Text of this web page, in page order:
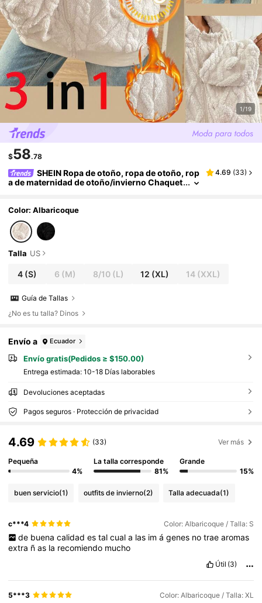
1/19
$58.78
SHEIN Ropa de otoño, ropa de otoño, rop
a de maternidad de otoño/invierno Chaquet
otoño/invierno
4.69 (33)
Color: Albaricoque
Talla US
4 (S) 6 (M) 8/10(L) 12 (XL) 14 (XXL)
Guía de Tallas
¿No es tu talla? Dinos
Envío a Ecuador
Envío gratis(Pedidos ≥ $150.00)
Entrega estimada: 10-18 Días laborables
Devoluciones aceptadas
Pagos seguros · Protección de privacidad
4.69 (33) Ver más
Pequeña
4%
La talla corresponde
81%
Grande
15%
buen servicio(1) outfits de invierno(2) Talla adecuada(1)
c***4 Color: Albaricoque / Talla: S
de buena calidad es tal cual a las im á genes no trae aromas
extra ñas la recomiendo mucho
Útil (3)
5***3 Color: Albaricoque / Talla: XL